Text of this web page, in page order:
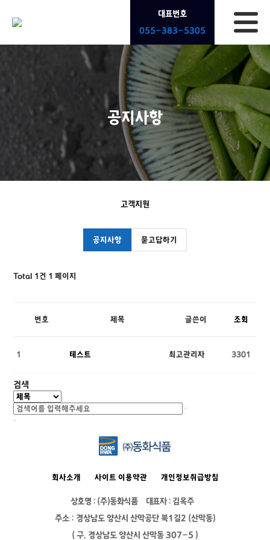
대표번호
055-383-5305
공지사항
고객지원
공지사항 묻고답하기
Total 1건 1 페이지
번호 제목 글쓴이 조회
1 테스트 최고관리자 3301
검색
회사소개 사이트 이용약관 개인정보취급방침
상호명 : (주)동화식품
대표자 : 김옥주
주소 : 경상남도 양산시 산막공단 북1길2 (산막동)
( 구, 경상남도 양산시 산막동 307-5 )